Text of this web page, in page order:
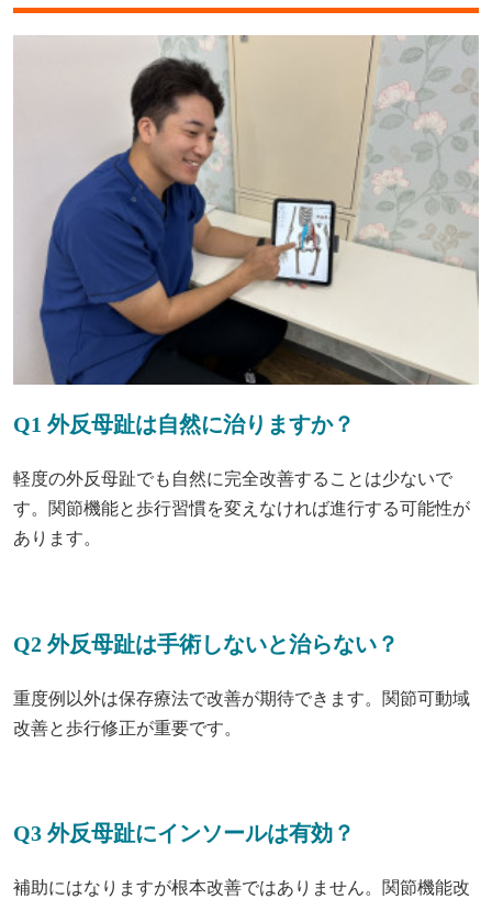
Q1 外反母趾は自然に治りますか？
軽度の外反母趾でも自然に完全改善することは少ないで
す。関節機能と歩行習慣を変えなければ進行する可能性が
あります。
Q2 外反母趾は手術しないと治らない？
重度例以外は保存療法で改善が期待できます。関節可動域
改善と歩行修正が重要です。
Q3 外反母趾にインソールは有効？
補助にはなりますが根本改善ではありません。関節機能改